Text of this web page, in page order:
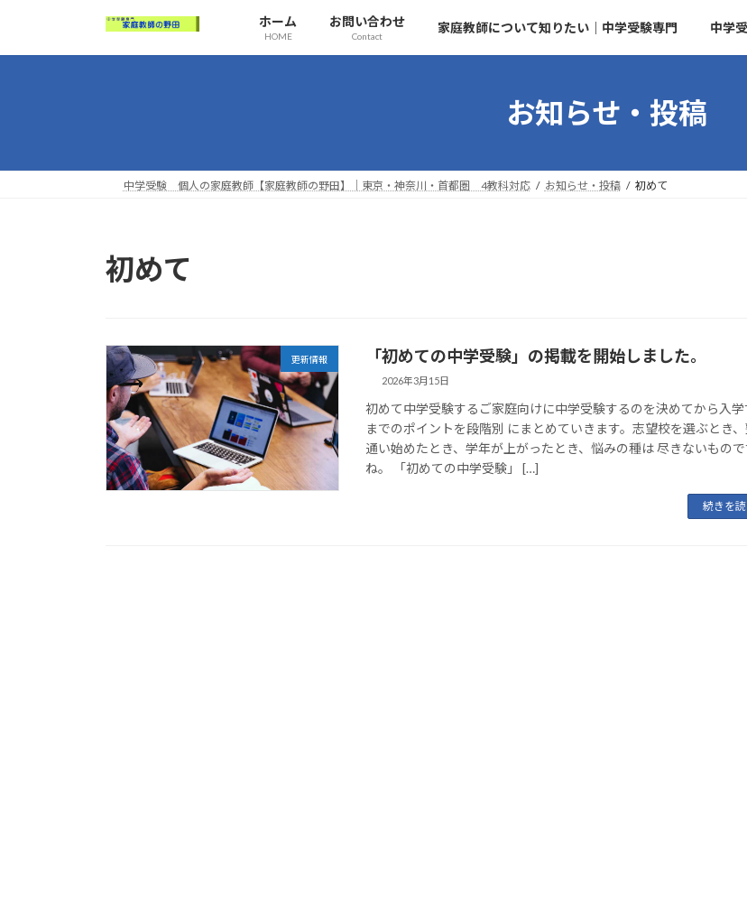
テ
ゲ
ホーム
HOME
お問い合わせ
Contact
家庭教師について知りたい｜中学受験専門 中学
お知らせ・投稿
中学受験 個人の家庭教師【家庭教師の野田】｜東京・神奈川・首都圏 4教科対応 お知らせ・投稿 初めて
初めて
更新情報 「初めての中学受験」の掲載を開始しました。
2026年3月15日
初めて中学受験するご家庭向けに中学受験するのを決めてから入学
までのポイントを段階別 にまとめていきます。志望校を選ぶとき
通い始めたとき、学年が上がったとき、悩みの種は 尽きないもので
ね。 「初めての中学受験」 […]
続きを